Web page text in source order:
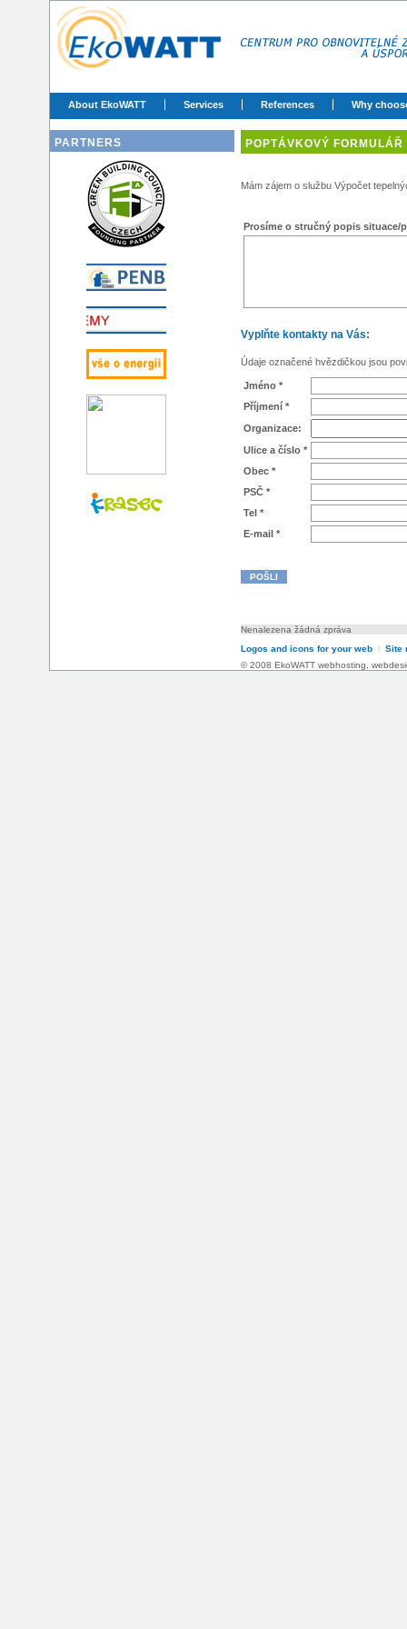
About EkoWATT Services References Why
PARTNERS POPTÁVKOVÝ FORMULÁŘ
Mám zájem o službu Výpočet
Prosíme o stručný popis situace/
Vyplňte kontakty na Vás:
Údaje označené hvězdičkou jsou
Jméno *
Příjmení *
Organizace:
Ulice a číslo *
Obec *
PSČ *
Tel *
E-mail *
Nenalezena žádná zpráva
Logos and icons for your web l Site
© 2008 EkoWATT webhosting